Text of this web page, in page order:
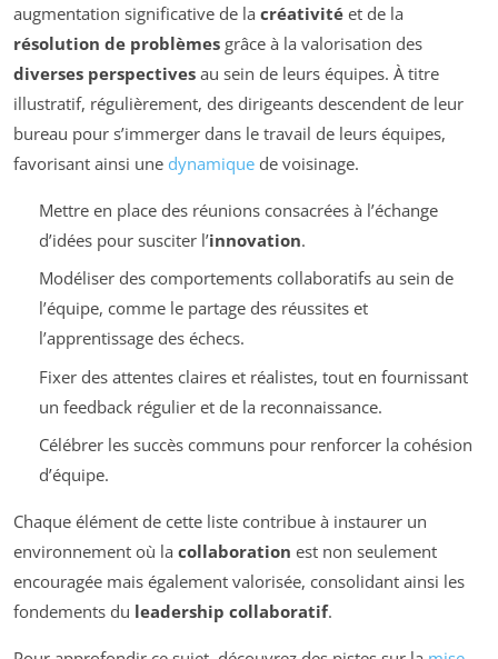
augmentation significative de la créativité et de la
résolution de problèmes grâce à la valorisation des
diverses perspectives au sein de leurs équipes. À titre
illustratif, régulièrement, des dirigeants descendent de leur
bureau pour s’immerger dans le travail de leurs équipes,
favorisant ainsi une dynamique de voisinage.
Mettre en place des réunions consacrées à l’échange
d’idées pour susciter l’innovation.
Modéliser des comportements collaboratifs au sein de
l’équipe, comme le partage des réussites et
l’apprentissage des échecs.
Fixer des attentes claires et réalistes, tout en fournissant
un feedback régulier et de la reconnaissance.
Célébrer les succès communs pour renforcer la cohésion
d’équipe.
Chaque élément de cette liste contribue à instaurer un
environnement où la collaboration est non seulement
encouragée mais également valorisée, consolidant ainsi les
fondements du leadership collaboratif.